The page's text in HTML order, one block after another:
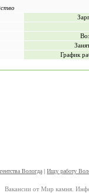
График
Вологда | Ищу работу
Вакансии от Мир камня.